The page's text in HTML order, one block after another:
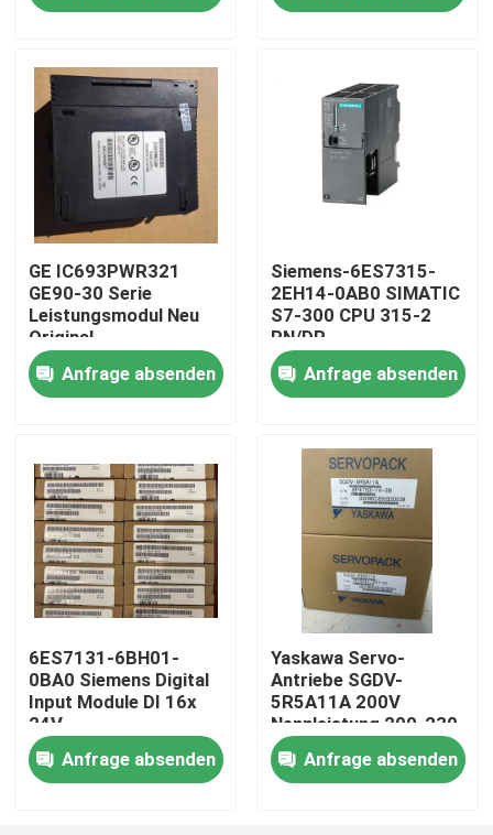
Haus
Produkte
Über uns
Fabrik-Ausflug
Qualitätskontrolle
Treten Sie mit uns in Verbindung
Fordern Sie ein Zitat
Industrieller Servomotor
Industrielle Servo-Antriebe
GE IC693PWR321
GE90-30 Serie
Leistungsmodul Neu
Original
Anfrage absenden
Siemens-6ES7315-
2EH14-0AB0 SIMATIC
S7-300 CPU 315-2
PN/DP
Anfrage absenden
6ES7131-6BH01-
0BA0 Siemens Digital
Input Module DI 16x
24V
Gleichspannungsstandard
Anfrage absenden
Yaskawa Servo-
Antriebe SGDV-
5R5A11A 200V
Nennleistung 200-230
VAC, 60 Hz Eingang
Anfrage absenden